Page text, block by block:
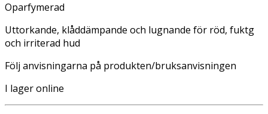
Oparfymerad
Uttorkande, klåddämpande och lugnande för röd, fuktg
och irriterad hud
Följ anvisningarna på produkten/bruksanvisningen
I lager online